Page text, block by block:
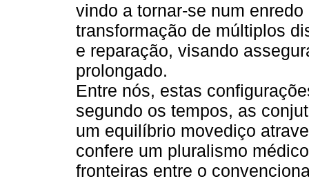
vindo a tornar-se num
transformação de múltiplos
e reparação, visando
prolongado.
Entre nós, estas
segundo os tempos, as
um equilíbrio movediço
confere um pluralismo
fronteiras entre o